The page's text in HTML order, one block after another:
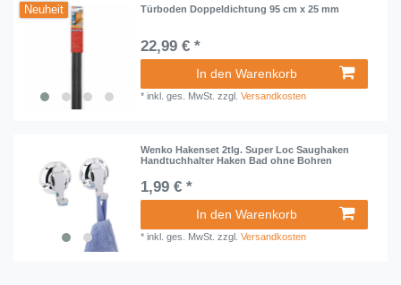
Neuheit Türboden Doppeldichtung 95 cm x 25 mm
22,99 € *
In den Warenkorb
*inkl. ges. MwSt. zzgl.Versandkosten
Wenko Hakenset 2tlg. Super Loc Saughaken
Handtuchhalter Haken Bad ohne Bohren
1,99 € *
In den Warenkorb
*inkl. ges. MwSt. zzgl.Versandkosten